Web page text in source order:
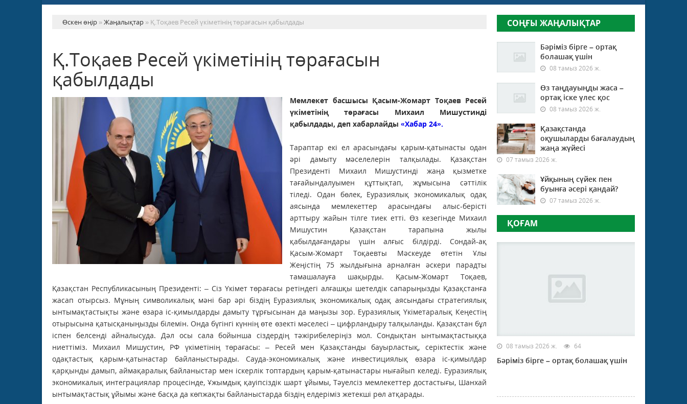
Өскен өңір »Жаңалықтар » Қ.Тоқаев Ресей үкіметінің төрағасын қабылдады
Қ.Тоқаев Ресей үкіметінің төрағасын
қабылдады
Мемлекет басшысы Қасым-Жомарт Тоқаев Ресей
үкіметінің төрағасы Михаил Мишустинді
қабылдады, деп хабарлайды «Хабар 24».
Тараптар екі ел арасындағы қарым-қатынасты одан
әрі дамыту мәселелерін талқылады. Қазақстан
Президенті Михаил Мишустинді жаңа қызметке
тағайындалуымен құттықтап, жұмысына сәттілік
тіледі. Одан бөлек, Еуразиялық экономикалық одақ
аясында мемлекеттер арасындағы алыс-берісті
арттыру жайын тілге тиек етті. Өз кезегінде Михаил
Мишустин Қазақстан тарапына жылы
қабылдағандары үшін алғыс білдірді. Сондай-ақ
Қасым-Жомарт Тоқаевты Мәскеуде өтетін Ұлы
Жеңістің 75 жылдығына арналған әскери парадты
тамашалауға шақырды. Қасым-Жомарт Тоқаев,
Қазақстан Республикасының Президенті: – Сіз Үкімет төрағасы ретіндегі алғашқы шетелдік сапарыңызды Қазақстанға
жасап отырсыз. Мұның символикалық мәні бар әрі біздің Еуразиялық экономикалық одақ аясындағы стратегиялық
ынтымақтастықты және өзара іс-қимылдарды дамыту тұрғысынан да маңызы зор. Еуразиялық Үкіметаралық Кеңестің
отырысына қатысқаныңызды білемін. Онда бүгінгі күннің өте өзекті мәселесі – цифрландыру талқыланды. Қазақстан бұл
іспен белсенді айналысуда. Дәл осы сала бойынша сіздердің тәжірибелеріңіз мол. Сондықтан ынтымақтастыққа
ниеттіміз. Михаил Мишустин, РФ үкіметінің төрағасы: – Ресей мен Қазақстанды бауырластық, серіктестік және
одақтастық қарым-қатынастар байланыстырады. Сауда-экономикалық және инвестициялық өзара іс-қимылдар
қарқынды дамып, аймақаралық байланыстар мен іскерлік топтардың қарым-қатынастары нығайып келеді. Еуразиялық
экономикалық интеграциялар процесінде, Ұжымдық қауіпсіздік шарт ұйымы, Тәуелсіз мемлекеттер достастығы, Шанхай
ынтымақтастық ұйымы және басқа да көпжақты байланыстарда біздің елдеріміз жетекші рөл атқарады.
СОҢҒЫ ЖАҢАЛЫҚТАР
Бәріміз бірге – ортақ
болашақ үшін
08 тамыз 2026 ж.
Өз таңдауыңды жаса –
ортақ іске үлес қос
08 тамыз 2026 ж.
Қазақстанда
оқушыларды бағалаудың
жаңа жүйесі
07 тамыз 2026 ж.
Ұйқының сүйек пен
буынға әсері қандай?
07 тамыз 2026 ж.
ҚОҒАМ
08 тамыз 2026 ж. 64
Бәріміз бірге – ортақ болашақ үшін